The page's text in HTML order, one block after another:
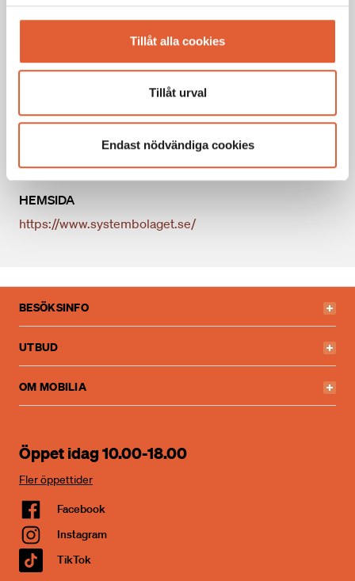
Tillåt alla cookies
Tillåt urval
Endast nödvändiga cookies
Generella avvikande öppettider
HEMSIDA
https://www.systembolaget.se/
BESÖKSINFO
UTBUD
OM MOBILIA
Öppet idag 10.00-18.00
Fler öppettider
Facebook
Instagram
TikTok